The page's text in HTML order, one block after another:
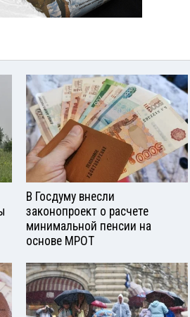
В Госдуму внесли
законопроект о расчете
минимальной пенсии на
основе МРОТ